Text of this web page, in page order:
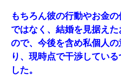
彼女にプロポーズしてOK貰った俺
れて無事婚約破棄・・・
妊娠中に「おいこのブタ女！てめ
真似された。泣きながら夫に話す
もちろん彼の行動やお金
ではなく、結婚を見据え
ので、今後を含め私個人
り、現時点で干渉してい
した。